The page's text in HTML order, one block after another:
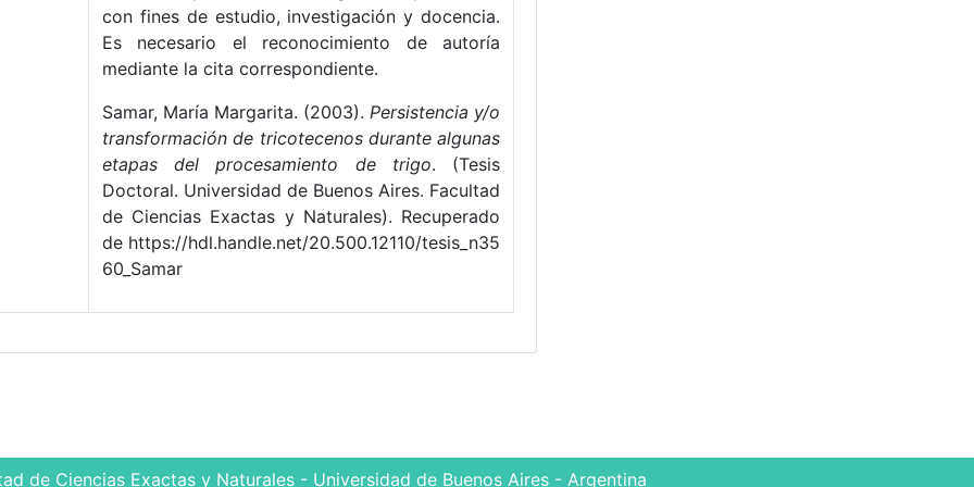
con fines de estudio, investigación y docencia.
Es necesario el reconocimiento de autoría
mediante la cita correspondiente.
Samar, María Margarita. (2003). Persistencia y/o
transformación de tricotecenos durante algunas
etapas del procesamiento de trigo. (Tesis
Doctoral. Universidad de Buenos Aires. Facultad
de Ciencias Exactas y Naturales). Recuperado
de https://hdl.handle.net/20.500.12110/tesis_n35
60_Samar
de Ciencias Exactas y Naturales - Universidad de Buenos Aires - Argentina